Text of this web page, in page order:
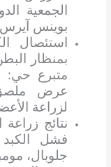
بوينس
استئصال
بمنظار
متبرع حي:
عرض ملصق
لزراعة
نتائج
فشل
جلوبال،